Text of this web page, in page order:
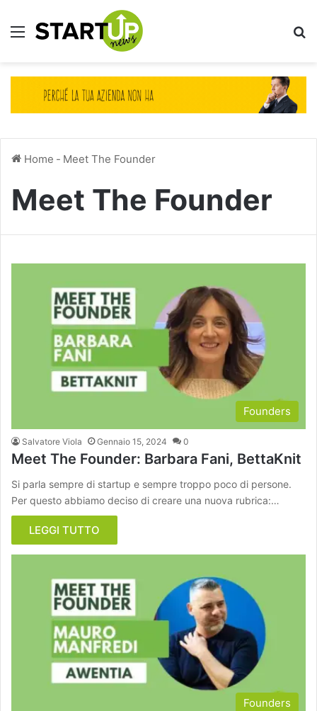
Menu
Home - Meet The Founder
Meet The Founder
Founders
Salvatore Viola Gennaio 15, 2024 0
Meet The Founder: Barbara Fani, BettaKnit
Si parla sempre di startup e sempre troppo poco di persone.
Per questo abbiamo deciso di creare una nuova rubrica:…
LEGGI TUTTO
Founders